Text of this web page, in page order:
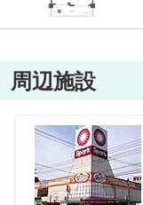
周辺施設